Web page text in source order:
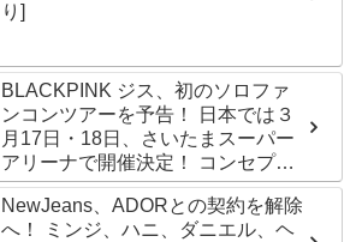
り]
BLACKPINK ジス、初のソロファ
ンコンツアーを予告！ 日本では３
月17日・18日、さいたまスーパー
アリーナで開催決定！ コンセプト
は“愛のカケラ”！？ 14日には新ア
ルバム『AMORTAGE』もリリース
NewJeans、ADORとの契約を解除
へ！ ミンジ、ハニ、ダニエル、ヘ